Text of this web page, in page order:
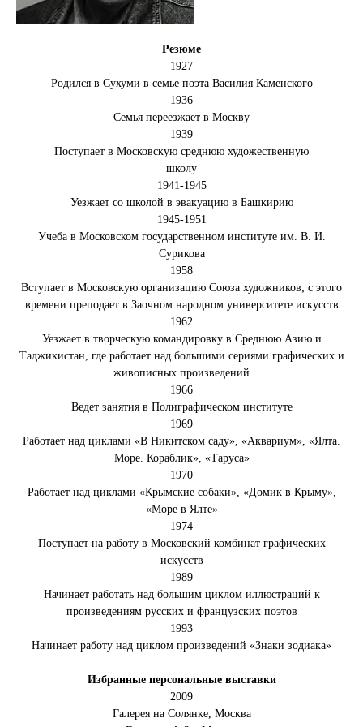
Резюме
1927
Родился в Сухуми в семье поэта Василия Каменского
1936
Семья переезжает в Москву
1939
Поступает в Московскую среднюю художественную
школу
1941-1945
Уезжает со школой в эвакуацию в Башкирию
1945-1951
Учеба в Московском государственном институте им. В. И.
Сурикова
1958
Вступает в Московскую организацию Союза художников; с этого
времени преподает в Заочном народном университете искусств
1962
Уезжает в творческую командировку в Среднюю Азию и
Таджикистан, где работает над большими сериями графических и
живописных произведений
1966
Ведет занятия в Полиграфическом институте
1969
Работает над циклами «B Никитском саду», «Аквариум», «Ялта.
Море. Кораблик», «Таруса»
1970
Работает над циклами «Крымские собаки», «Домик в Крыму»,
«Море в Ялте»
1974
Поступает на работу в Московский комбинат графических
искусств
1989
Начинает работать над большим циклом иллюстраций к
произведениям русских и французских поэтов
1993
Начинает работу над циклом произведений «Знаки зодиака»
Избранные персональные выставки
2009
Галерея на Солянке, Москва